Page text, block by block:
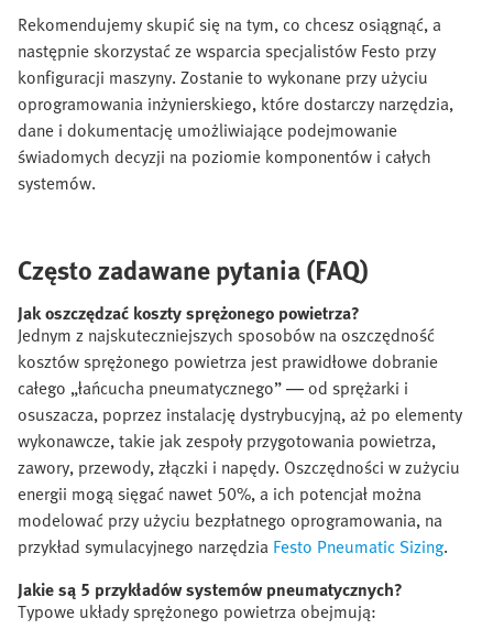
Rekomendujemy skupić się na tym, co chcesz osiągnąć, a
następnie skorzystać ze wsparcia specjalistów Festo przy
konfiguracji maszyny. Zostanie to wykonane przy użyciu
oprogramowania inżynierskiego, które dostarczy narzędzia,
dane i dokumentację umożliwiające podejmowanie
świadomych decyzji na poziomie komponentów i całych
systemów.
Często zadawane pytania (FAQ)
Jak oszczędzać koszty sprężonego powietrza?
Jednym z najskuteczniejszych sposobów na oszczędność
kosztów sprężonego powietrza jest prawidłowe dobranie
całego „łańcucha pneumatycznego” — od sprężarki i
osuszacza, poprzez instalację dystrybucyjną, aż po elementy
wykonawcze, takie jak zespoły przygotowania powietrza,
zawory, przewody, złączki i napędy. Oszczędności w zużyciu
energii mogą sięgać nawet 50%, a ich potencjał można
modelować przy użyciu bezpłatnego oprogramowania, na
przykład symulacyjnego narzędzia Festo Pneumatic Sizing.
Jakie są 5 przykładów systemów pneumatycznych?
Typowe układy sprężonego powietrza obejmują: